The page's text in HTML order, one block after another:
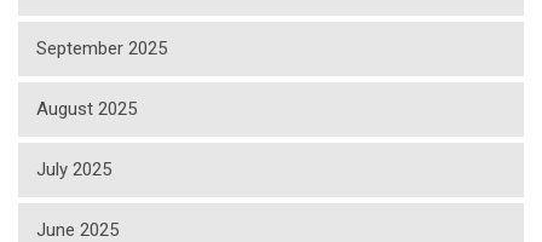
September 2025
August 2025
July 2025
June 2025